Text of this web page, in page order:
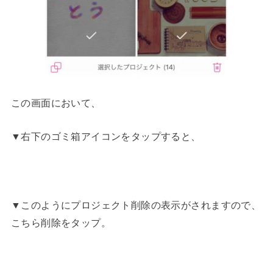
この画面において、
▼右下のゴミ箱アイコンをタップすると、
▼このようにプロジェクト削除の表示がされますので、
こちら削除をタップ。